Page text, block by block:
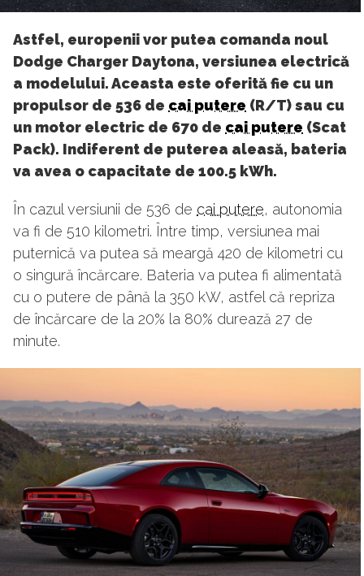
Astfel, europenii vor putea comanda noul
Dodge Charger Daytona, versiunea electrică
a modelului. Aceasta este oferită fie cu un
propulsor de 536 de cai putere (R/T) sau cu
un motor electric de 670 de cai putere (Scat
Pack). Indiferent de puterea aleasă, bateria
va avea o capacitate de 100.5 kWh.
În cazul versiunii de 536 de cai putere, autonomia
va fi de 510 kilometri. Între timp, versiunea mai
puternică va putea să meargă 420 de kilometri cu
o singură încărcare. Bateria va putea fi alimentată
cu o putere de până la 350 kW, astfel că repriza
de încărcare de la 20% la 80% durează 27 de
minute.